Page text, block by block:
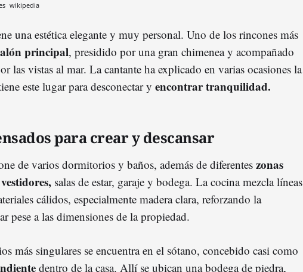
wikipedia
una estética elegante y muy personal. Uno de los rincones más
principal, presidido por una gran chimenea y acompañado
las vistas al mar. La cantante ha explicado en varias ocasiones la
este lugar para desconectar y encontrar tranquilidad.
para crear y descansar
de varios dormitorios y baños, además de diferentes zonas
salas de estar, garaje y bodega. La cocina mezcla líneas
cálidos, especialmente madera clara, reforzando la
pese a las dimensiones de la propiedad.
más singulares se encuentra en el sótano, concebido casi como
dentro de la casa. Allí se ubican una bodega de piedra,